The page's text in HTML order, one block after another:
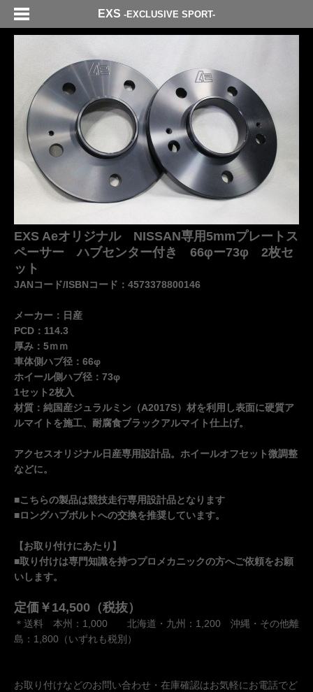
EXS -EXCLUSIVE SPORT-
EXS Aeオリジナル NISSAN専用5mmプレートス
ペーサー ハブセンター付き 66φー73φ 2枚セ
ット
JANコード/ISBNコード：4573378800146
メーカー：日産
PCD：114.3
厚み：5ｍｍ
車体側ハブ径：66φ
ホイール側ハブ径：73φ
1セット2枚入
材質：純国産ジュラルミン（A2017S）材を利用し表面に硬質ア
ルマイトを施工、耐腐食ブラックアルマイト仕上げ。
アクセスオリジナル日産専用設計品。ホイールオフセット微調整
などに。
■こちらの製品は競技走行専用設計品となります
■ロングハブボルトへの交換を推奨しています。
【お取り付けにあたり】
■取り付けは専門知識を持つプロメカニックの方へご依頼をお願
いします。
定価￥14,500（税抜）
＊送料 本州：1,000 北海道・九州：1,200 沖縄・その他離
島：1,800（いずれも税別）
お取り付けなどのお問い合わせ・在庫確認はお気軽にお電話でど